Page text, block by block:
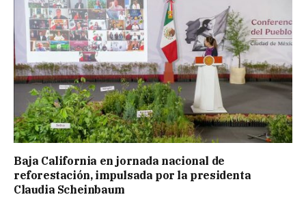
Baja California en jornada nacional de
reforestación, impulsada por la presidenta
Claudia Scheinbaum